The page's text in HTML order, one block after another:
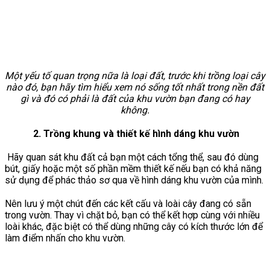
Một yếu tố quan trọng nữa là loại đất, trước khi trồng loại cây
nào đó, bạn hãy tìm hiểu xem nó sống tốt nhất trong nền đất
gì và đó có phải là đất của khu vườn bạn đang có hay
không.
2. Trồng khung và thiết kế hình dáng khu vườn
Hãy quan sát khu đất cả bạn một cách tổng thể, sau đó dùng
bút, giấy hoặc một số phần mềm thiết kế nếu bạn có khả năng
sử dụng để phác thảo sơ qua về hình dáng khu vườn của mình.
Nên lưu ý một chút đến các kết cấu và loài cây đang có sẵn
trong vườn. Thay vì chặt bỏ, bạn có thể kết hợp cùng với nhiều
loài khác, đặc biệt có thể dùng những cây có kích thước lớn để
làm điểm nhấn cho khu vườn.